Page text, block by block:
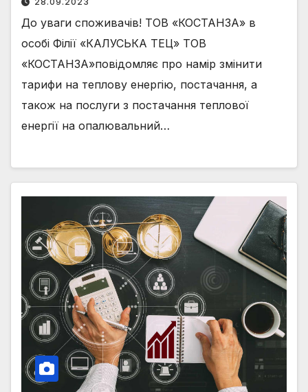
До уваги споживачів! ТОВ «КОСТАНЗА» в
особі Філії «КАЛУСЬКА ТЕЦ» ТОВ
«КОСТАНЗА»повідомляє про намір змінити
тарифи на теплову енергію, постачання, а
також на послуги з постачання теплової
енергії на опалювальний…